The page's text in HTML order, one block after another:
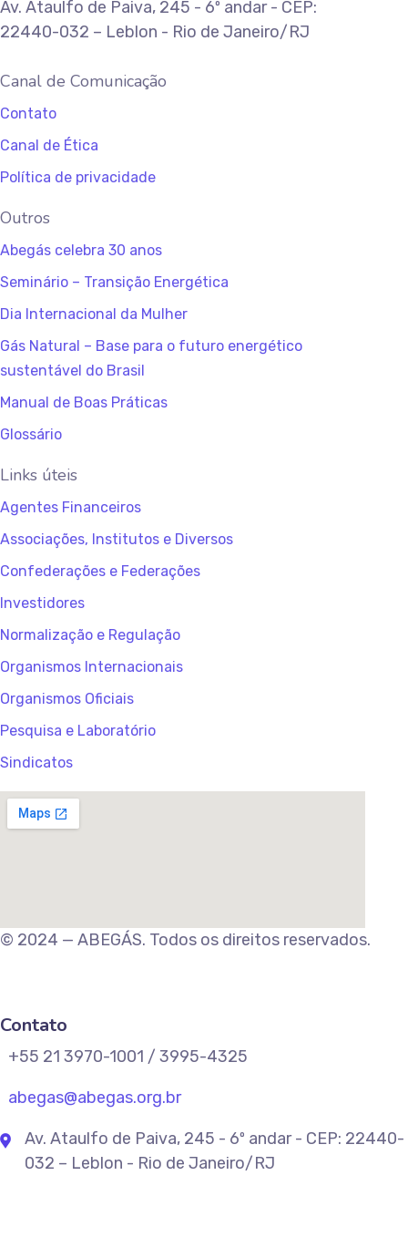
Av. Ataulfo de Paiva, 245 - 6º andar - CEP:
22440-032 – Leblon - Rio de Janeiro/RJ
Canal de Comunicação
Contato
Canal de Ética
Política de privacidade
Outros
Abegás celebra 30 anos
Seminário – Transição Energética
Dia Internacional da Mulher
Gás Natural – Base para o futuro energético
sustentável do Brasil
Manual de Boas Práticas
Glossário
Links úteis
Agentes Financeiros
Associações, Institutos e Diversos
Confederações e Federações
Investidores
Normalização e Regulação
Organismos Internacionais
Organismos Oficiais
Pesquisa e Laboratório
Sindicatos
© 2024 — ABEGÁS. Todos os direitos reservados.
Contato
+55 21 3970-1001 / 3995-4325
abegas@abegas.org.br
Av. Ataulfo de Paiva, 245 - 6º andar - CEP: 22440-
032 – Leblon - Rio de Janeiro/RJ